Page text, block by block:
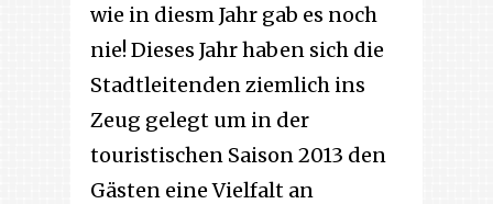
wie in diesm Jahr gab es noch
nie! Dieses Jahr haben sich die
Stadtleitenden ziemlich ins
Zeug gelegt um in der
touristischen Saison 2013 den
Gästen eine Vielfalt an